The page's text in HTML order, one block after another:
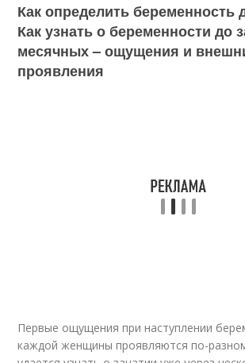
Как определить беременность
Как узнать о беременности до
месячных – ощущения и
проявления
Первые ощущения при наступлении
каждой женщины проявляются по-